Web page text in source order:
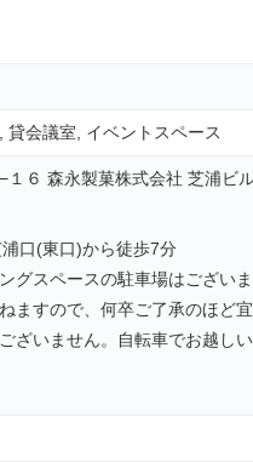
貸会議室, イベントスペース
１６ 森永製菓株式会社 芝浦ビ
口(東口)から徒歩7分
グスペースの駐車場はござい
ますので、何卒ご了承のほど
ざいません。自転車でお越し